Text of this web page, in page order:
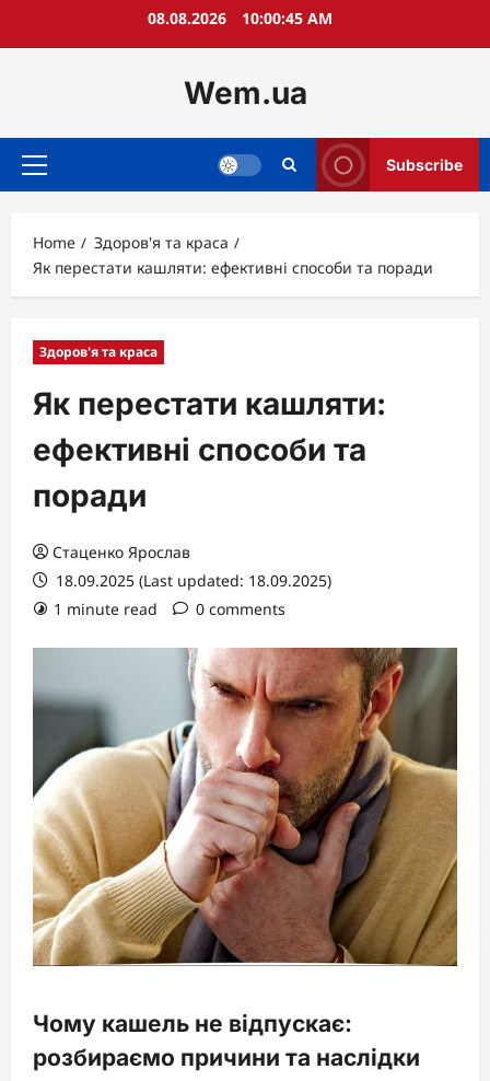
08.08.2026 10:00:46 AM
Wem.ua
Primary
Subscribe
Home
Здоров'я та краса
Як перестати кашляти: ефективні способи та поради
Здоров'я та краса
Як перестати кашляти:
ефективні способи та
поради
Стаценко Ярослав
18.09.2025 (Last updated: 18.09.2025)
1 minute read
0 comments
Чому кашель не відпускає:
розбираємо причини та наслідки